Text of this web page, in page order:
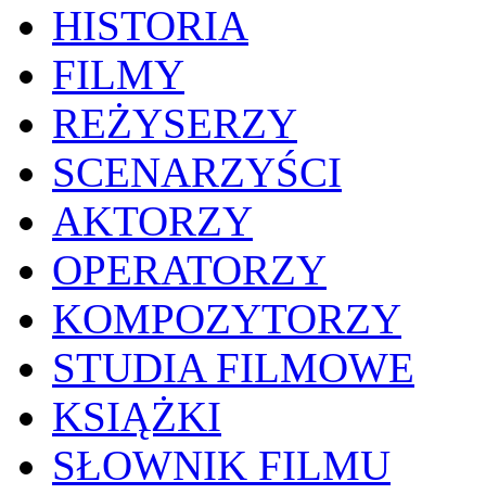
HISTORIA
FILMY
REŻYSERZY
SCENARZYŚCI
AKTORZY
OPERATORZY
KOMPOZYTORZY
STUDIA FILMOWE
KSIĄŻKI
SŁOWNIK FILMU